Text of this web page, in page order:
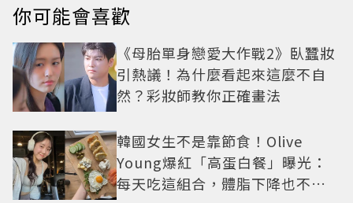
你可能會喜歡
《母胎單身戀愛大作戰2》臥蠶妝
引熱議！為什麼看起來這麼不自
然？彩妝師教你正確畫法
韓國女生不是靠節食！Olive
Young爆紅「高蛋白餐」曝光：
每天吃這組合，體脂下降也不怕